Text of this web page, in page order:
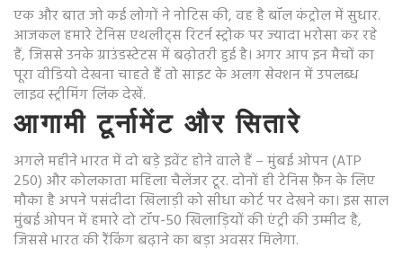
एक और बात जो कई लोगों ने नोटिस की, वह है बॉल कंट्रोल में सुधार.
आजकल हमारे टेनिस एथलीट्स रिटर्न स्ट्रोक पर ज्यादा भरोसा कर रहे
हैं, जिससे उनके ग्राउंडस्टेटस में बढ़ोतरी हुई है। अगर आप इन मैचों का
पूरा वीडियो देखना चाहते हैं तो साइट के अलग सेक्शन में उपलब्ध
लाइव स्ट्रीमिंग लिंक देखें.
आगामी टूर्नामेंट और सितारे
अगले महीने भारत में दो बड़े इवेंट होने वाले हैं – मुंबई ओपन (ATP
250) और कोलकाता महिला चैलेंजर टूर. दोनों ही टेनिस फ़ैन के लिए
मौका है अपने पसंदीदा खिलाड़ी को सीधा कोर्ट पर देखने का। इस साल
मुंबई ओपन में हमारे दो टॉप-50 खिलाड़ियों की एंट्री की उम्मीद है,
जिससे भारत की रैंकिंग बढ़ाने का बड़ा अवसर मिलेगा.